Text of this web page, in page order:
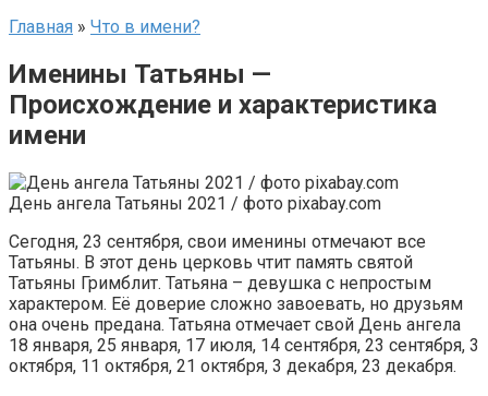
Главная » Что в имени?
Именины Татьяны —
Происхождение и характеристика
имени
День ангела Татьяны 2021 / фото pixabay.com
Сегодня, 23 сентября, свои именины отмечают все
Татьяны. В этот день церковь чтит память святой
Татьяны Гримблит. Татьяна – девушка с непростым
характером. Её доверие сложно завоевать, но друзьям
она очень предана. Татьяна отмечает свой День ангела
18 января, 25 января, 17 июля, 14 сентября, 23 сентября, 3
октября, 11 октября, 21 октября, 3 декабря, 23 декабря.